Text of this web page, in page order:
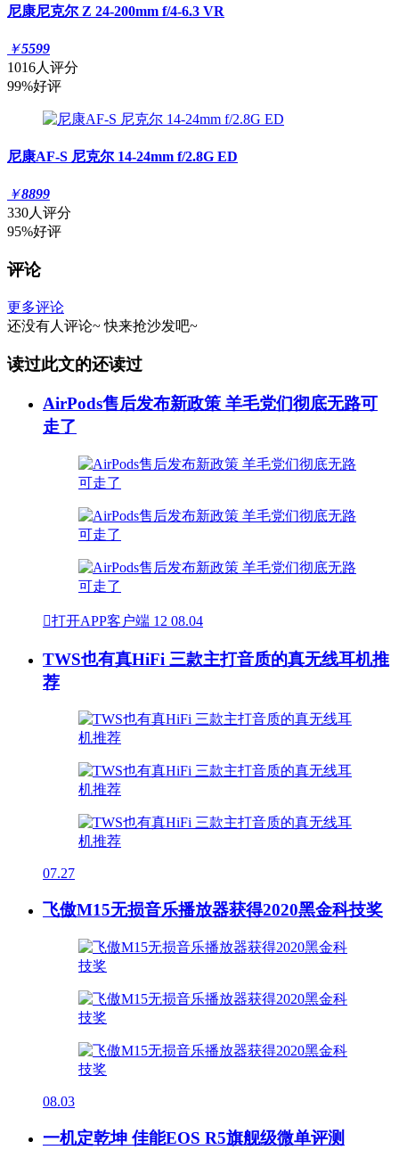
尼康尼克尔 Z 24-200mm f/4-6.3 VR
￥5599
1016人评分
99%好评
尼康AF-S 尼克尔 14-24mm f/2.8G ED
￥8899
330人评分
95%好评
评论
更多评论
还没有人评论~ 快来抢沙发吧~
读过此文的还读过
AirPods售后发布新政策 羊毛党们彻底无路可
走了
打开APP客户端 12 08.04
TWS也有真HiFi 三款主打音质的真无线耳机推
荐
07.27
飞傲M15无损音乐播放器获得2020黑金科技奖
08.03
一机定乾坤 佳能EOS R5旗舰级微单评测